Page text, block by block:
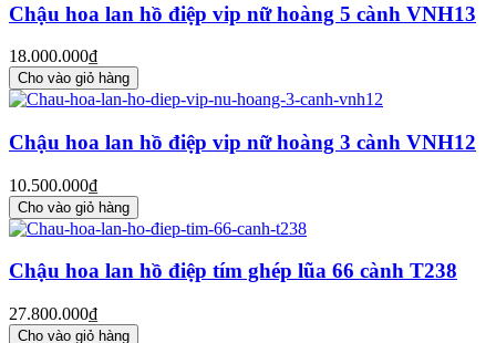
Chậu hoa lan hồ điệp vip nữ hoàng 5 cành VNH13
18.000.000₫
Cho vào giỏ hàng
Chậu hoa lan hồ điệp vip nữ hoàng 3 cành VNH12
10.500.000₫
Cho vào giỏ hàng
Chậu hoa lan hồ điệp tím ghép lũa 66 cành T238
27.800.000₫
Cho vào giỏ hàng